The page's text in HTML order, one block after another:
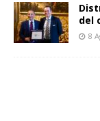
del
8